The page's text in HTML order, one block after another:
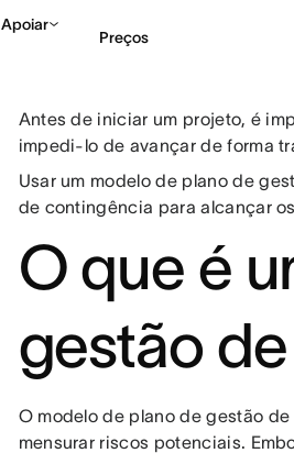
Apoiar
Preços
Antes de iniciar um projeto, é
impedi-lo de avançar de forma
Usar um modelo de plano de
de contingência para alcançar
O que é
gestão
O modelo de plano de gestão
mensurar riscos potenciais.